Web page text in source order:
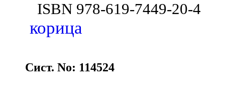
ISBN 978-619-7449-20-4
корица
Сист. No: 114524